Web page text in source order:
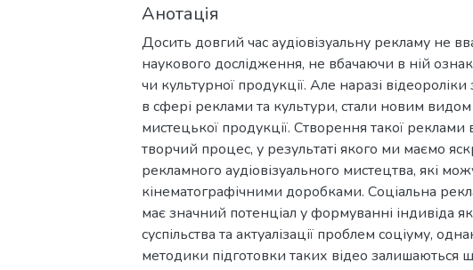
Анотація
Досить довгий час аудіовізуальну рекламу не
наукового дослідження, не вбачаючи в ній
чи культурної продукції. Але наразі
в сфері реклами та культури, стали новим видом
мистецької продукції. Створення такої
творчий процес, у результаті якого ми маємо
рекламного аудіовізуального мистецтва, які
кінематографічними доробками. Соціальна
має значний потенціал у формуванні індивіда
суспільства та актуалізації проблем соціуму,
методики підготовки таких відео залишаються